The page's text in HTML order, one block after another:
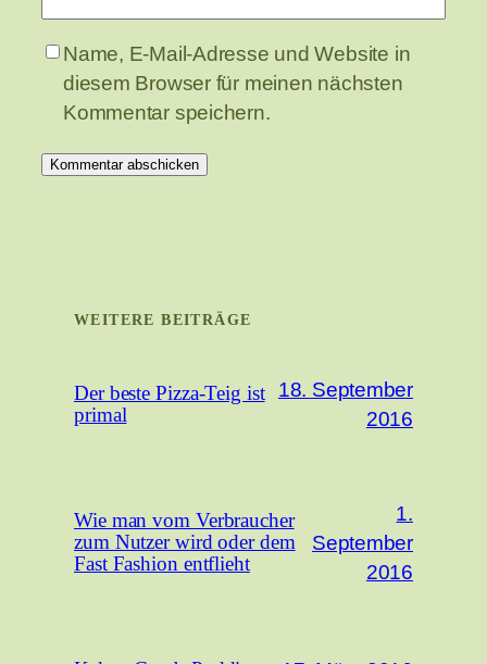
Name, E-Mail-Adresse und Website in
diesem Browser für meinen nächsten
Kommentar speichern.
WEITERE BEITRÄGE
Der beste Pizza-Teig ist
primal
18. September
2016
Wie man vom Verbraucher
zum Nutzer wird oder dem
Fast Fashion entflieht
1.
September
2016